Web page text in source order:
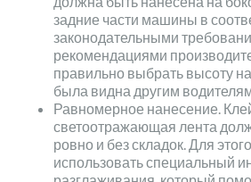
задние части машины в
законодательными
рекомендациями
правильно выбрать высоту
была видна другим
Равномерное нанесение.
светоотражающая лента
ровно и без складок. Для
использовать специальный